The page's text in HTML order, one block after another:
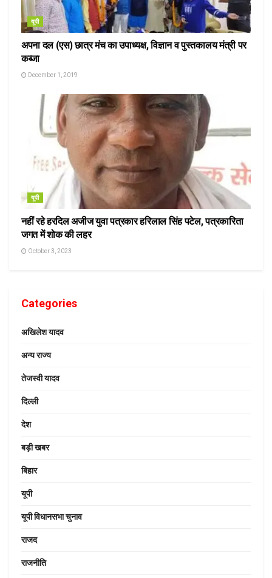
यूपी
अपना दल (एस) छात्र मंच का उपाध्यक्ष, विज्ञान व पुस्तकालय मंत्री पर
कब्जा
December 1, 2019
यूपी
नहीं रहे हरदिल अजीज युवा पत्रकार हरिलाल सिंह पटेल, पत्रकारिता
जगत में शोक की लहर
October 3, 2023
Categories
अखिलेश यादव
अन्य राज्य
तेजस्वी यादव
दिल्ली
देश
बड़ी खबर
बिहार
यूपी
यूपी विधानसभा चुनाव
राजद
राजनीति